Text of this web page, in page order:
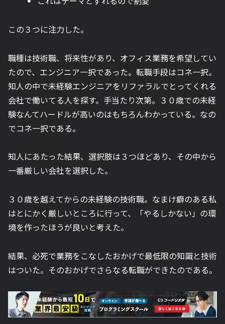
この３つに注力した。
職種は技術職、将来性があり、オフィス業務を希望してい
たので、エンジニア一択であった。転職手段はコネ一択。
知人の中で未経験エンジニアをリファラルでとってくれる
会社で働いてる人を探す。手当たり次第。３０歳での未経
験なんてハードルが高いのはもちろんわかっている。なの
でコネ一択である。
知人にあたった結果、選択肢は３つほどあり、その中から
一番厳しい会社を選択した。
３０歳を越えてからの未経験の技術職。なまけ癖のある私
はとにかく厳しいところに行って、「やるしかない」の環
境を作ったほうが良いと考えた。
結果、必死で業務をこなしたおかげで最低限の知識と技術
はついた。そのおかげでさらなる転職ができたのである。